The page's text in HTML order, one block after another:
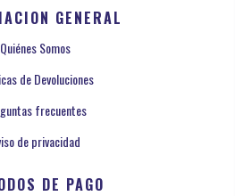
GENERAL
Quiénes Somos
de Devoluciones
frecuentes
de privacidad
DE PAGO